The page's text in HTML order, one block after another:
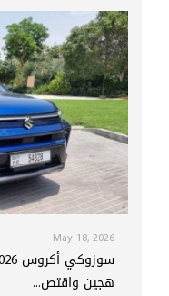
May 18, 2026
هجين واقتص...